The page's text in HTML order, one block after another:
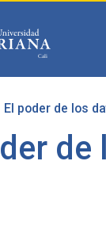
El poder de los
de